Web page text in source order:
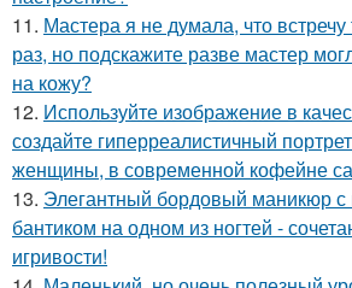
11. Мастера я не думала, что встречу
раз, но подскажите разве мастер
на кожу?
12. Используйте изображение в
создайте гиперреалистичный
женщины, в современной кофейне
13. Элегантный бордовый маникюр
бантиком на одном из ногтей -
игривости!